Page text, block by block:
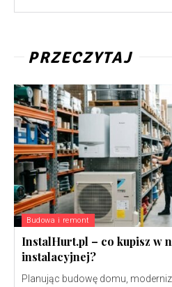
PRZECZYTAJ
Budowa i remont
InstalHurt.pl – co kupisz w
instalacyjnej?
Planując budowę domu,